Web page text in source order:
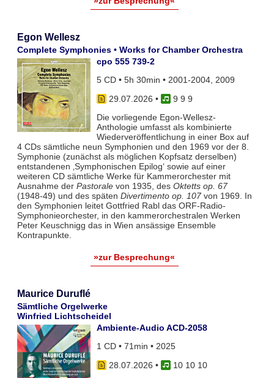
Egon Wellesz
Complete Symphonies • Works for Chamber Orchestra
cpo 555 739-2
5 CD • 5h 30min • 2001-2004, 2009
29.07.2026 •
9 9 9
Die vorliegende Egon-Wellesz-
Anthologie umfasst als kombinierte
Wiederveröffentlichung in einer Box auf
4 CDs sämtliche neun Symphonien und den 1969 vor der 8.
Symphonie (zunächst als möglichen Kopfsatz derselben)
entstandenen ‚Symphonischen Epilog‘ sowie auf einer
weiteren CD sämtliche Werke für Kammerorchester mit
Ausnahme der Pastoralevon 1935, des Oktetts op. 67
(1948-49) und des späten Divertimento op. 107von 1969. In
den Symphonien leitet Gottfried Rabl das ORF-Radio-
Symphonieorchester, in den kammerorchestralen Werken
Peter Keuschnigg das in Wien ansässige Ensemble
Kontrapunkte.
»zur Besprechung«
Maurice Duruflé
Sämtliche Orgelwerke
Winfried Lichtscheidel
Ambiente-Audio ACD-2058
1 CD • 71min • 2025
28.07.2026 •
10 10 10